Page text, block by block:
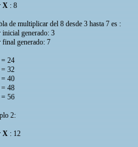
X: 8
de multiplicar del 8 desde 3 hasta 7 es :
inicial generado: 3
final generado: 7
24
32
40
48
56
2:
X: 12